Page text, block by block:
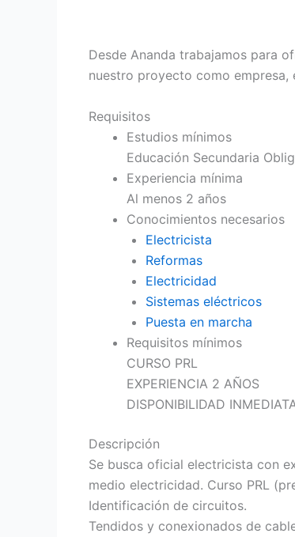
Desde Ananda trabajamos para
nuestro proyecto como
Requisitos
Estudios mínimos
Educación Secundaria
Experiencia mínima
Al menos 2 años
Conocimientos necesarios
Electricista
Reformas
Electricidad
Sistemas eléctricos
Puesta en marcha
Requisitos mínimos
CURSO PRL
EXPERIENCIA 2 AÑOS
DISPONIBILIDAD
Descripción
Se busca oficial electricista con
medio electricidad. Curso PRL
Identificación de circuitos.
Tendidos y conexionados de